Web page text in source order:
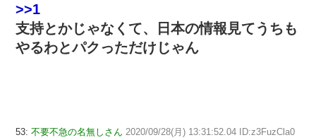
>>1
支持とかじゃなくて、日本の情報見てうちも
やるわとパクっただけじゃん
53: 不要不急の名無しさん 2020/09/28(月) 13:31:52.04 ID:z3FuzCla0